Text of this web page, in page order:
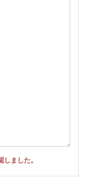
ました。